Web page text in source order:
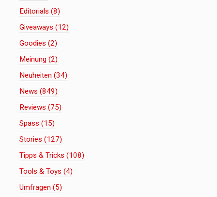
Editorials (8)
Giveaways (12)
Goodies (2)
Meinung (2)
Neuheiten (34)
News (849)
Reviews (75)
Spass (15)
Stories (127)
Tipps & Tricks (108)
Tools & Toys (4)
Umfragen (5)